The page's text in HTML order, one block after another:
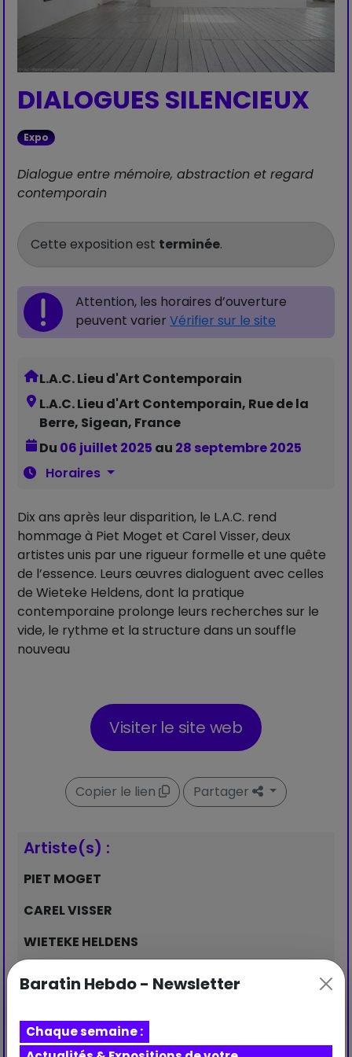
Artiste(s) :
PIET MOGET
CAREL VISSER
WIETEKE HELDENS
DIALOGUES SILENCIEUX
Expo
Dialogue entre mémoire, abstraction et regard
contemporain
Cette exposition est terminée.
Attention, les horaires d’ouverture
peuvent varier Vérifier sur le site
L.A.C. Lieu d'Art Contemporain
L.A.C. Lieu d'Art Contemporain, Rue de la
Berre, Sigean, France
Du 06 juillet 2025 au 28 septembre 2025
Horaires
Dix ans après leur disparition, le L.A.C. rend
hommage à Piet Moget et Carel Visser, deux
artistes unis par une rigueur formelle et une quête
de l’essence. Leurs œuvres dialoguent avec celles
de Wieteke Heldens, dont la pratique
contemporaine prolonge leurs recherches sur le
vide, le rythme et la structure dans un souffle
nouveau
Visiter le site web
Copier le lien Partager
Baratin Hebdo - Newsletter
Chaque semaine :